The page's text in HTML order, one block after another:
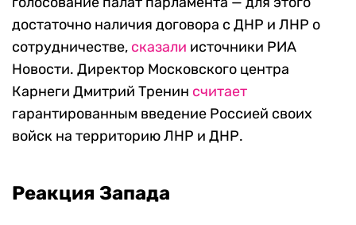
достаточно наличия договора с ДНР и ЛНР о
сотрудничестве, сказали источники РИА
Новости. Директор Московского центра
Карнеги Дмитрий Тренин считает
гарантированным введение Россией своих
войск на территорию ЛНР и ДНР.
Реакция Запада